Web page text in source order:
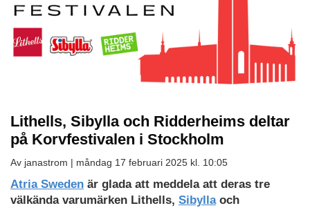
Lithells, Sibylla och Ridderheims deltar
på Korvfestivalen i Stockholm
Av janastrom | måndag 17 februari 2025 kl. 10:05
Atria Sweden är glada att meddela att deras tre
välkända varumärken Lithells, Sibyllaoch